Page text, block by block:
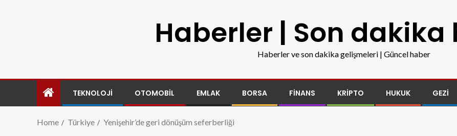
Haberler | Son dakika
Haberler ve son dakika gelişmeleri | Güncel haber
TEKNOLOJI OTOMOBIL EMLAK BORSA FINANS KRIPTO HUKUK GEZI
Home Türkiye Yenişehir’de geri dönüşüm seferberliği